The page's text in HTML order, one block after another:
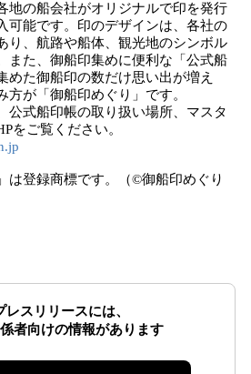
地の船会社がオリジナルで印を発行
可能です。印のデザインは、各社の
り、航路や船体、観光地のシンボル
また、御船印集めに便利な「公式船
めた御船印の数だけ思い出が増え
方が「御船印めぐり」です。
公式船印帳の取り扱い場所、マスタ
をご覧ください。
は登録商標です。（©御船印めぐり
レスリリースには、
者向けの情報があります